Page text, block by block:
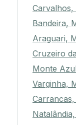
Carvalhos,
Bandeira,
Araguari,
Cruzeiro
Monte
Varginha,
Carrancas,